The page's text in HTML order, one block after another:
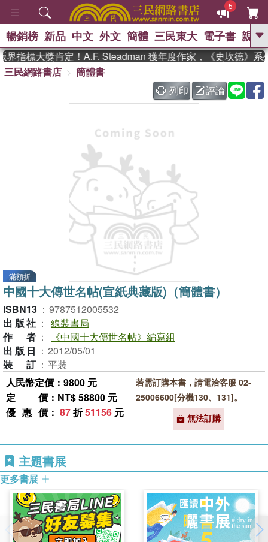
5
GO
、 如果歷史是一群喵 、 暑期
國際布克獎 臺灣漫遊錄 、 方
暢銷榜 新品 中文 外文 簡體 三民東大 電子書 親子
指標大獎肯定！A.F. Steadman 獲年度作家，《史坎德》系
三民網路書店
簡體書
列印
評論
滿額折
中國十大傳世名帖(宣紙典藏版)（簡體書）
ISBN13 ： 9787512005532
出版社 ： 線裝書局
作者 ：
《中國十大傳世名帖》編寫組
出版日 ： 2012/05/01
裝訂 ： 平裝
人民幣定價：9800 元
定價 ：NT$ 58800 元
優惠價 ： 87折51156 元
若需訂購本書，請電洽客服 02-
25006600[分機130、131]。
無法訂購
主題書展
更多書展